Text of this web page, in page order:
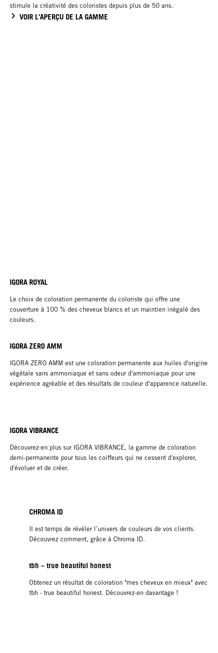
stimule la créativité des coloristes depuis plus de 50 ans.
VOIR L'APERÇU DE LA GAMME
IGORA ROYAL
Le choix de coloration permanente du coloriste qui offre une
couverture à 100 % des cheveux blancs et un maintien inégalé des
couleurs.
IGORA ZERO AMM
IGORA ZERO AMM est une coloration permanente aux huiles d'origine
végétale sans ammoniaque et sans odeur d'ammoniaque pour une
expérience agréable et des résultats de couleur d'apparence naturelle.
IGORA VIBRANCE
Découvrez-en plus sur IGORA VIBRANCE, la gamme de coloration
demi-permanente pour tous les coiffeurs qui ne cessent d'explorer,
d'évoluer et de créer.
CHROMA ID
Il est temps de révéler l’univers de couleurs de vos clients.
Découvrez comment, grâce à Chroma ID.
tbh – true beautiful honest
Obtenez un résultat de coloration "mes cheveux en mieux" avec
tbh - true beautiful honest. Découvrez-en davantage !